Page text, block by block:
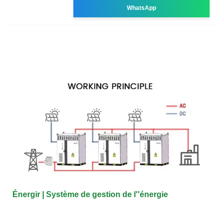
WhatsApp
Énergir | Système de gestion de l''énergie